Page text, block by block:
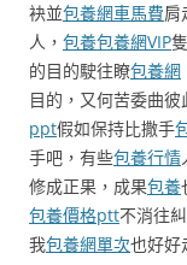
袂並包養網車馬費肩
人， 包養包養網VIP
的目的駛往瞭包養網
目的，又何苦委曲彼
ppt假如保持比撒手
手吧，有些包養行情
修成正果，成果包養
包養價格ptt不消往糾
我包養網單次也好好